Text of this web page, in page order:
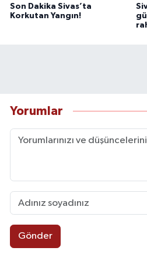
Son Dakika Sivas’ta
Korkutan Yangın!
Yorumlar
Gönder